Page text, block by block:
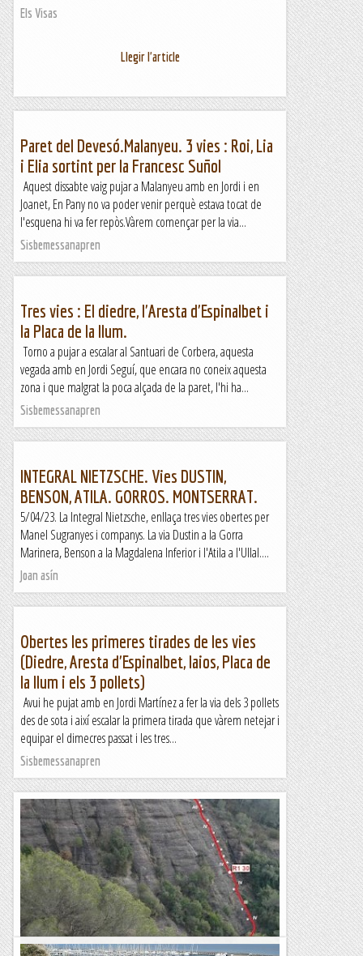
Els Visas
Llegir l'article
Paret del Devesó.Malanyeu. 3 vies : Roi, Lia
i Elia sortint per la Francesc Suñol
Aquest dissabte vaig pujar a Malanyeu amb en Jordi i en
Joanet, En Pany no va poder venir perquè estava tocat de
l'esquena hi va fer repòs.Vàrem començar per la via...
Sisbemessanapren
Tres vies : El diedre, l'Aresta d'Espinalbet i
la Placa de la llum.
Torno a pujar a escalar al Santuari de Corbera, aquesta
vegada amb en Jordi Seguí, que encara no coneix aquesta
zona i que malgrat la poca alçada de la paret, l'hi ha...
Sisbemessanapren
INTEGRAL NIETZSCHE. Vies DUSTIN,
BENSON, ATILA. GORROS. MONTSERRAT.
5/04/23. La Integral Nietzsche, enllaça tres vies obertes per
Manel Sugranyes i companys. La via Dustin a la Gorra
Marinera, Benson a la Magdalena Inferior i l'Atila a l'Ullal....
Joan asín
Obertes les primeres tirades de les vies
(Diedre, Aresta d'Espinalbet, Iaios, Placa de
la llum i els 3 pollets)
Avui he pujat amb en Jordi Martínez a fer la via dels 3 pollets
des de sota i així escalar la primera tirada que vàrem netejar i
equipar el dimecres passat i les tres...
Sisbemessanapren